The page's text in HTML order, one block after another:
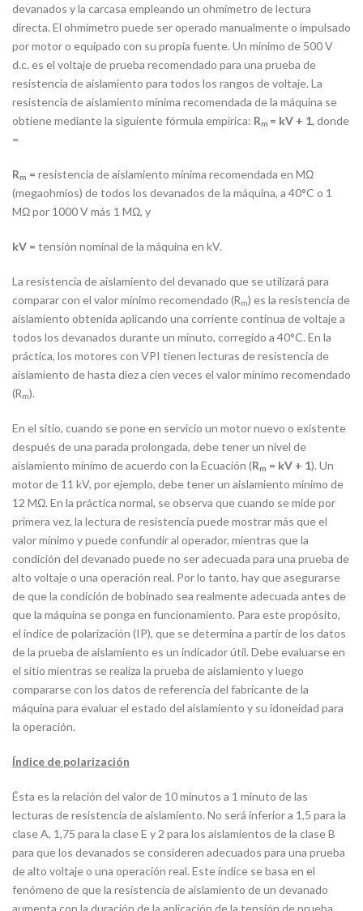
devanados y la carcasa empleando un ohmímetro de lectura
directa. El ohmímetro puede ser operado manualmente o impulsado
por motor o equipado con su propia fuente. Un mínimo de 500 V
d.c. es el voltaje de prueba recomendado para una prueba de
resistencia de aislamiento para todos los rangos de voltaje. La
resistencia de aislamiento mínima recomendada de la máquina se
obtiene mediante la siguiente fórmula empírica: Rm = kV + 1, donde
=
Rm = resistencia de aislamiento mínima recomendada en MΩ
(megaohmios) de todos los devanados de la máquina, a 40°C o 1
MΩ por 1000 V más 1 MΩ, y
kV = tensión nominal de la máquina en kV.
La resistencia de aislamiento del devanado que se utilizará para
comparar con el valor mínimo recomendado (Rm) es la resistencia de
aislamiento obtenida aplicando una corriente continua de voltaje a
todos los devanados durante un minuto, corregido a 40°C. En la
práctica, los motores con VPI tienen lecturas de resistencia de
aislamiento de hasta diez a cien veces el valor mínimo recomendado
(Rm).
En el sitio, cuando se pone en servicio un motor nuevo o existente
después de una parada prolongada, debe tener un nivel de
aislamiento mínimo de acuerdo con la Ecuación (Rm = kV + 1). Un
motor de 11 kV, por ejemplo, debe tener un aislamiento mínimo de
12 MΩ. En la práctica normal, se observa que cuando se mide por
primera vez, la lectura de resistencia puede mostrar más que el
valor mínimo y puede confundir al operador, mientras que la
condición del devanado puede no ser adecuada para una prueba de
alto voltaje o una operación real. Por lo tanto, hay que asegurarse
de que la condición de bobinado sea realmente adecuada antes de
que la máquina se ponga en funcionamiento. Para este propósito,
el índice de polarización (IP), que se determina a partir de los datos
de la prueba de aislamiento es un indicador útil. Debe evaluarse en
el sitio mientras se realiza la prueba de aislamiento y luego
compararse con los datos de referencia del fabricante de la
máquina para evaluar el estado del aislamiento y su idoneidad para
la operación.
Índice de polarización
Ésta es la relación del valor de 10 minutos a 1 minuto de las
lecturas de resistencia de aislamiento. No será inferior a 1,5 para la
clase A, 1,75 para la clase E y 2 para los aislamientos de la clase B
para que los devanados se consideren adecuados para una prueba
de alto voltaje o una operación real. Este índice se basa en el
fenómeno de que la resistencia de aislamiento de un devanado
aumenta con la duración de la aplicación de la tensión de prueba.